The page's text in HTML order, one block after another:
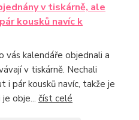
v tiskárně, ale
kousků navíc k
vás kalendáře objednali a
v tiskárně. Nechali
i pár kousků navíc, takže je
obje... číst celé